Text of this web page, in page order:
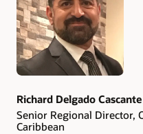
Richard Delgado Cascante
Senior Regional Director,
Caribbean